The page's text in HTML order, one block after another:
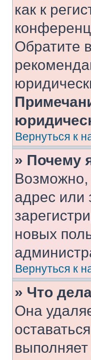
как к
Обратите
Вернуться к
» Почему
Возможно,
адрес или
новых
Вернуться к
» Что
Она